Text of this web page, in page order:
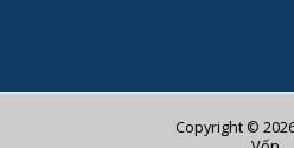
Copyright ©